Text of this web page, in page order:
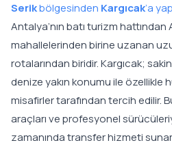
Serikbölgesinden Kargıcak’a
Antalya’nın batı turizm hattından
mahallelerinden birine uzanan
rotalarından biridir. Kargıcak;
denize yakın konumu ile özellikle
misafirler tarafından tercih edilir.
araçları ve profesyonel
zamanında transfer hizmeti